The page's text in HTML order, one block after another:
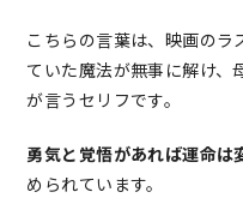
こちらの言葉は、映画のラ
ていた魔法が無事に解け、
が言うセリフです。
勇気と覚悟があれば運命は
められています。